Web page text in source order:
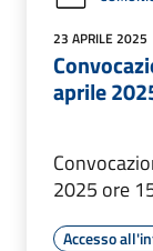
23 APRILE 2025
aprile
2025 ore
Accesso